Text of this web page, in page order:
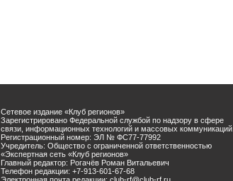
Сетевое издание «Клуб регионов»
Зарегистрировано Федеральной службой по надзору в сфере
связи, информационных технологий и массовых коммуникаций.
Регистрационный номер: ЭЛ № ФС77-77992
Учредитель: Общество с ограниченной ответственностью
«Экспертная сеть «Клуб регионов»
Главный редактор: Рогачёв Роман Витальевич
Телефон редакции: +7-913-601-67-68